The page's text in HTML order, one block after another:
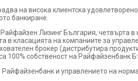
на висока клиентска
банкиране.
Лизинг България, четвърта
класацията на компаниите за
брокер (дистрибутира
100% собственост на Райфайзенбанк
и управлението на